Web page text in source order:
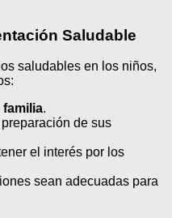
Saludable
saludables en los niños,
familia.
de sus
el interés por los
sean adecuadas para